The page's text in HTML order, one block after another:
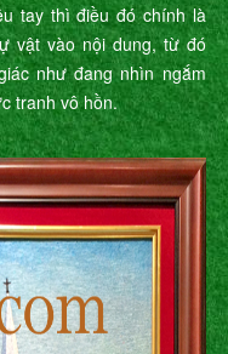
tay thì điều đó chính là
vật vào nội dung, từ đó
như đang nhìn ngắm
tranh vô hồn.